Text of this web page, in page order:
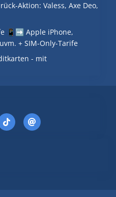
Aktion: Valess, Axe Deo,
📱➡️ Apple iPhone,
+ SIM-Only-Tarife
- mit